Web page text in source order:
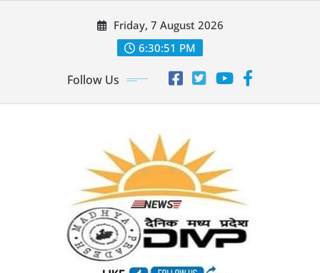
Friday, 7 August 2026
6:30:52 PM
Follow Us